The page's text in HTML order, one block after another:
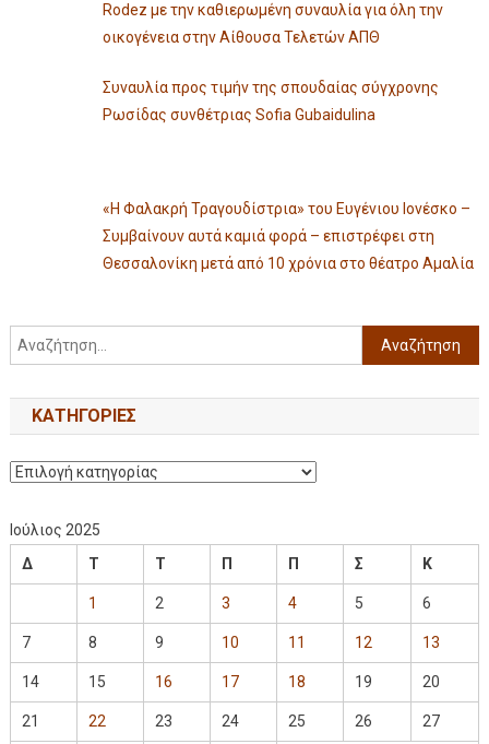
Rodez με την καθιερωμένη συναυλία για όλη την
οικογένεια στην Αίθουσα Τελετών ΑΠΘ
Συναυλία προς τιμήν της σπουδαίας σύγχρονης
Ρωσίδας συνθέτριας Sofia Gubaidulina
«Η Φαλακρή Τραγουδίστρια» του Ευγένιου Ιονέσκο –
Συμβαίνουν αυτά καμιά φορά – επιστρέφει στη
Θεσσαλονίκη μετά από 10 χρόνια στο θέατρο Αμαλία
KΑΤΗΓΟΡΊΕΣ
Ιούλιος 2025
Δ
Τ Τ Π Π Σ Κ
1 2 3 4 5 6
7 8 9 10 11 12 13
14 15 16 17 18 19 20
21 22 23 24 25 26 27